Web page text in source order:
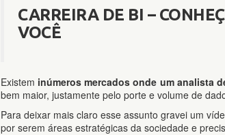
CARREIRA DE BI –
VOCÊ
Existem inúmeros mercados onde um analista
bem maior, justamente pelo porte e volume de
Para deixar mais claro esse assunto gravei um
por serem áreas estratégicas da sociedade e